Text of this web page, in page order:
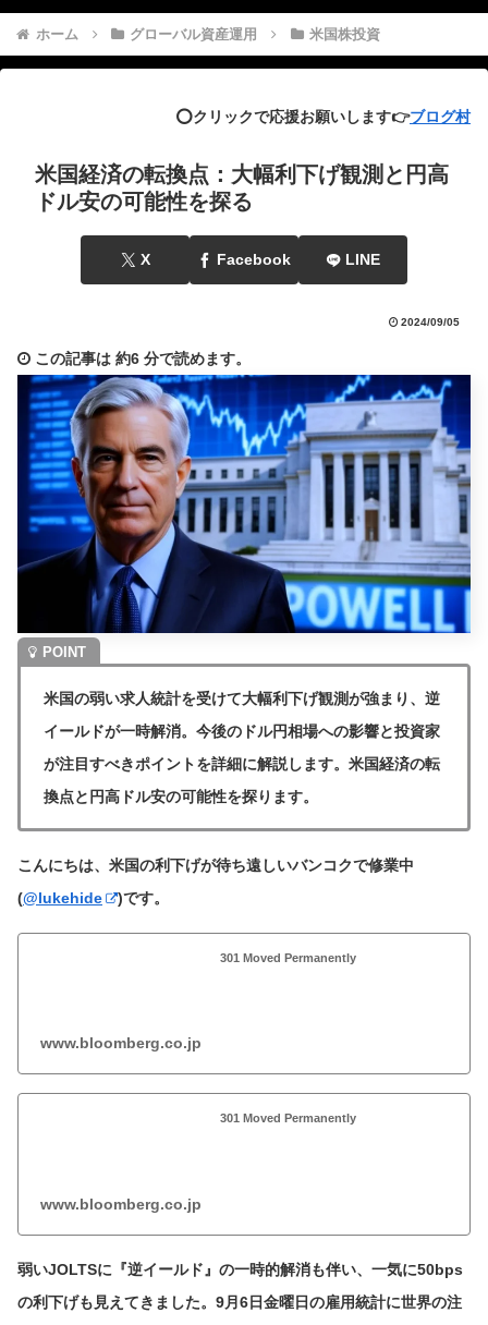
ホーム グローバル資産運用 米国株投資
⭕️クリックで応援お願いします👉ブログ村
米国経済の転換点：大幅利下げ観測と円高
ドル安の可能性を探る
X Facebook LINE
2024/09/05
この記事は 約6 分で読めます。
米国の弱い求人統計を受けて大幅利下げ観測が強まり、逆
イールドが一時解消。今後のドル円相場への影響と投資家
が注目すべきポイントを詳細に解説します。米国経済の転
換点と円高ドル安の可能性を探ります。
こんにちは、米国の利下げが待ち遠しいバンコクで修業中
(@lukehide )です。
301 Moved Permanently
www.bloomberg.co.jp
301 Moved Permanently
www.bloomberg.co.jp
弱いJOLTSに『逆イールド』の一時的解消も伴い、一気に50bps
の利下げも見えてきました。9月6日金曜日の雇用統計に世界の注